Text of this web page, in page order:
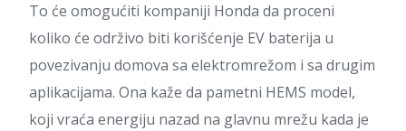
To će omogućiti kompaniji Honda da proceni
koliko će održivo biti korišćenje EV baterija u
povezivanju domova sa elektromrežom i sa drugim
aplikacijama. Ona kaže da pametni HEMS model,
koji vraća energiju nazad na glavnu mrežu kada je